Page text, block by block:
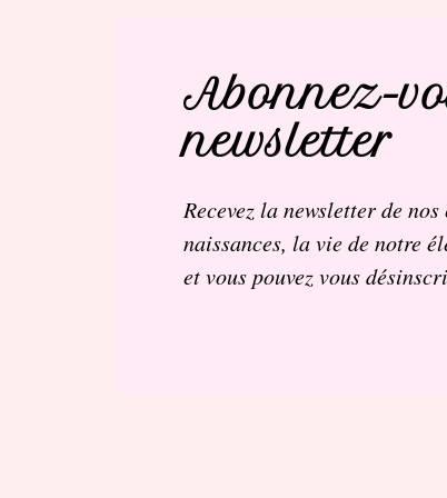
Abonnez-
newsletter
Recevez la newsletter de
naissances, la vie de notre
et vous pouvez vous